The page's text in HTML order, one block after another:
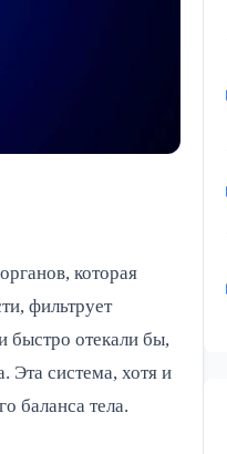
которая
фильтрует
быстро отекали бы,
Эта система, хотя и
баланса тела.